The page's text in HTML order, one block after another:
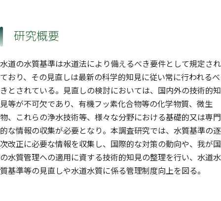
研究概要
水道の水質基準は水道法により備えるべき要件として規定され
ており、その見直しは最新の科学的知見に従い常に行われるべ
きとされている。見直しの検討においては、国内外の技術的知
見等が不可欠であり、有機フッ素化合物等の化学物質、微生
物、これらの浄水技術等、様々な分野における基礎的又は専門
的な情報の収集が必要となり。本調査研究では、水質基準の逐
次改正に必要な情報を収集し、国際的な対策の動向や、我が国
の水質管理への適用に資する技術的知見の整理を行い、水道水
質基準等の見直しや水道水質に係る管理制度向上を図る。